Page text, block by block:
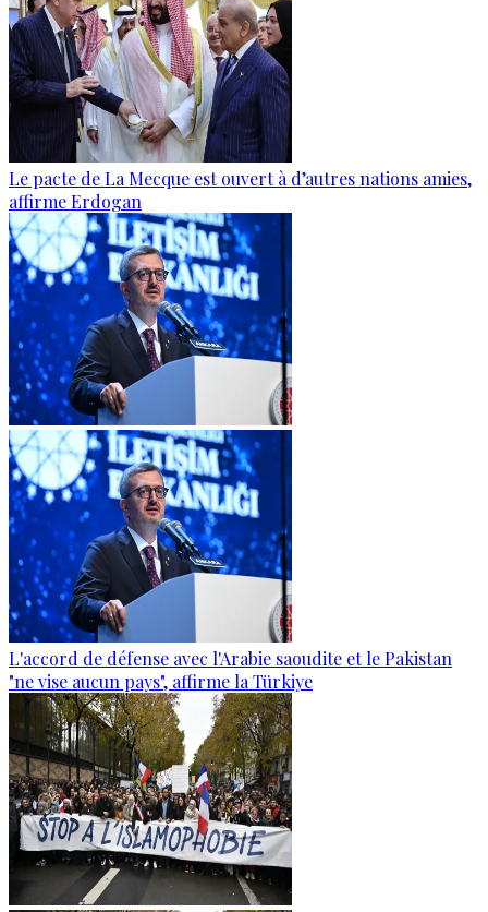
Le pacte de La Mecque est ouvert à d’autres nations amies,
affirme Erdogan
L'accord de défense avec l'Arabie saoudite et le Pakistan
"ne vise aucun pays", affirme la Türkiye